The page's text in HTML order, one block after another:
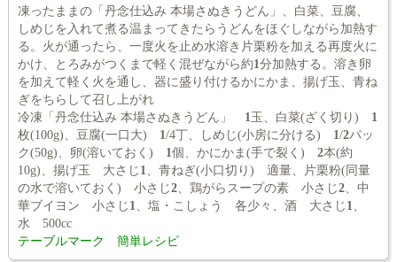
凍ったままの「丹念仕込み 本場さぬきうどん」、白菜、豆腐、
しめじを入れて煮る温まってきたらうどんをほぐしながら加熱す
る。火が通ったら、一度火を止め水溶き片栗粉を加える再度火に
かけ、とろみがつくまで軽く混ぜながら約1 分加熱する。溶き卵
を加えて軽く火を通し、器に盛り付けるかにかま、揚げ玉、青ね
ぎをちらして召し上がれ
冷凍「丹念仕込み 本場さぬきうどん」 1 玉、白菜(ざく切り) 1
枚(100g)、豆腐(一口大) 1 /4丁、しめじ(小房に分ける) 1 /2パッ
ク(50g)、卵(溶いておく) 1 個、かにかま(手で裂く) 2本(約
10g)、揚げ玉 大さじ 1
、青ねぎ(小口切り) 適量、片栗粉(同量
の水で溶いておく) 小さじ2、鶏がらスープの素 小さじ2、中
華ブイヨン 小さじ 1 、塩・こしょう 各少々、酒 大さじ 1
水 500cc
テーブルマーク 簡単レシピ